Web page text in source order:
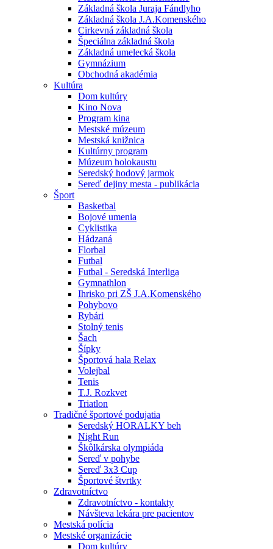
Základná škola Juraja Fándlyho
Základná škola J.A.Komenského
Cirkevná základná škola
Špeciálna základná škola
Základná umelecká škola
Gymnázium
Obchodná akadémia
Kultúra
Dom kultúry
Kino Nova
Program kina
Mestské múzeum
Mestská knižnica
Kultúrny program
Múzeum holokaustu
Seredský hodový jarmok
Sereď dejiny mesta - publikácia
Šport
Basketbal
Bojové umenia
Cyklistika
Hádzaná
Florbal
Futbal
Futbal - Seredská Interliga
Gymnathlon
Ihrisko pri ZŠ J.A.Komenského
Pohybovo
Rybári
Stolný tenis
Šach
Šípky
Športová hala Relax
Volejbal
Tenis
T.J. Rozkvet
Triatlon
Tradičné športové podujatia
Seredský HORALKY beh
Night Run
Škôlkárska olympiáda
Sereď v pohybe
Sereď 3x3 Cup
Športové štvrtky
Zdravotníctvo
Zdravotníctvo - kontakty
Návšteva lekára pre pacientov
Mestská polícia
Mestské organizácie
Dom kultúry